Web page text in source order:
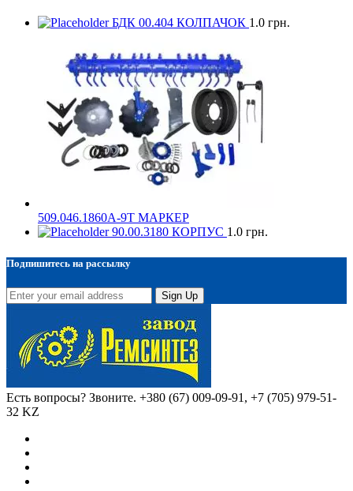
БДК 00.404 КОЛПАЧОК 1.0 грн.
509.046.1860А-9Т МАРКЕР
90.00.3180 КОРПУС 1.0 грн.
Подпишитесь на рассылку
Sign Up
Есть вопросы? Звоните. +380 (67) 009-09-91, +7 (705) 979-51-
32 KZ